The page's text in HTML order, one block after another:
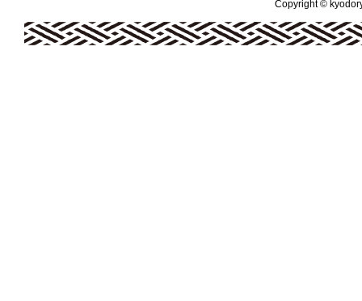
Copyright ©